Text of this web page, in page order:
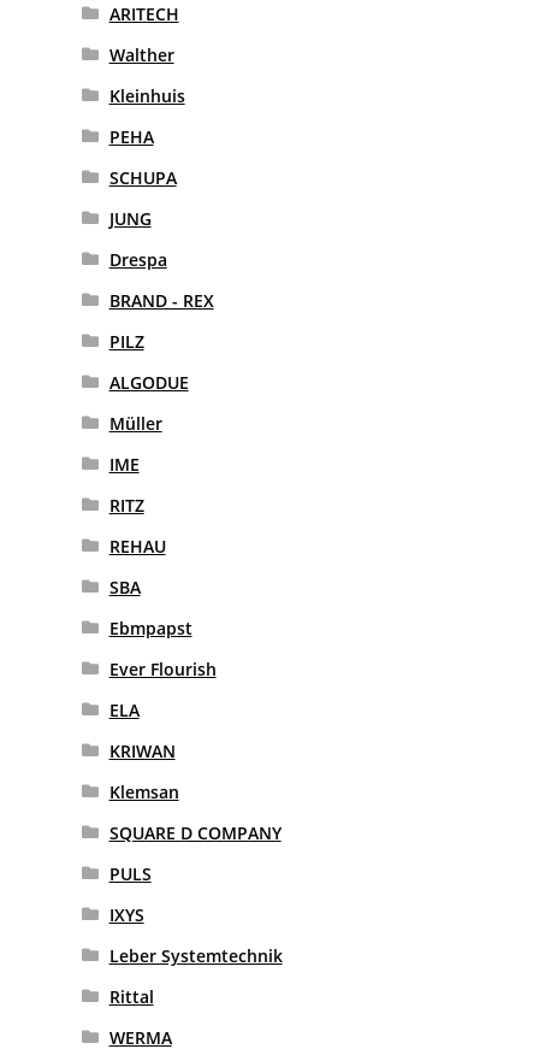
ARITECH
Walther
Kleinhuis
PEHA
SCHUPA
JUNG
Drespa
BRAND - REX
PILZ
ALGODUE
Müller
IME
RITZ
REHAU
SBA
Ebmpapst
Ever Flourish
ELA
KRIWAN
Klemsan
SQUARE D COMPANY
PULS
IXYS
Leber Systemtechnik
Rittal
WERMA